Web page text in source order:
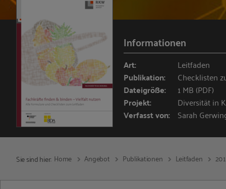
Informationen
Art: Leitfaden
Publikation: Checklisten
Dateigröße: 1 MB (PDF)
Projekt: Diversität in
Verfasst von: Sarah
Sie sind hier: Home Angebot Publikationen Leitfaden